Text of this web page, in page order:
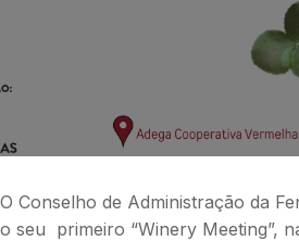
O Conselho de Administração da
o seu primeiro “Winery Meeting”,